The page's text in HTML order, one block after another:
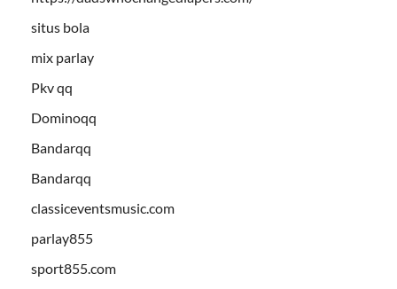
situs bola
mix parlay
Pkv qq
Dominoqq
Bandarqq
Bandarqq
classiceventsmusic.com
parlay855
sport855.com